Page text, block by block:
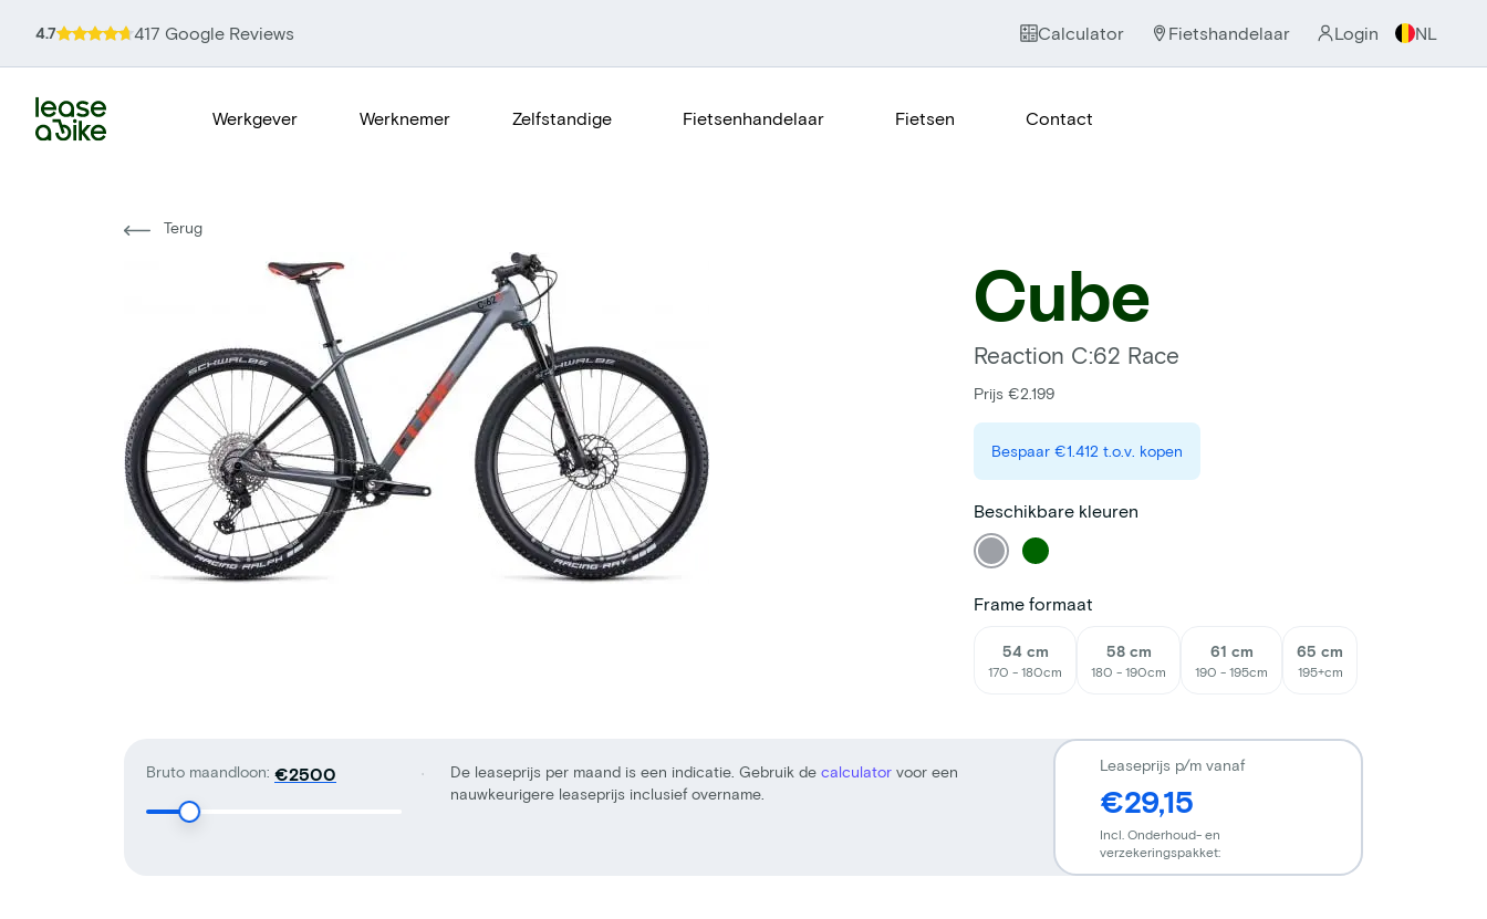
4.7 417 Google Reviews Calculator Fietshandelaar Login NL
Werkgever Werknemer Zelfstandige Fietsenhandelaar Fietsen Contact
Terug
Cube
Reaction C:62 Race
Prijs €2.199
Bespaar €1.412 t.o.v. kopen
Beschikbare kleuren
Frame formaat
54 cm
170 - 180cm
58 cm
180 - 190cm
61 cm
190 - 195cm
65 cm
195+cm
Bruto maandloon: € De leaseprijs per maand is een indicatie. Gebruik de calculator voor een
nauwkeurigere leaseprijs inclusief overname.
Leaseprijs p/m vanaf
€29,15
Incl. Onderhoud- en
verzekeringspakket: